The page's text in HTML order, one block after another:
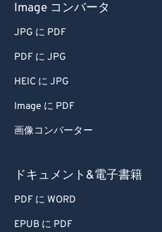
Image コンバータ
JPG に PDF
PDF に JPG
HEIC に JPG
Image に PDF
画像コンバーター
ドキュメント&電子書籍
PDF に WORD
EPUB に PDF